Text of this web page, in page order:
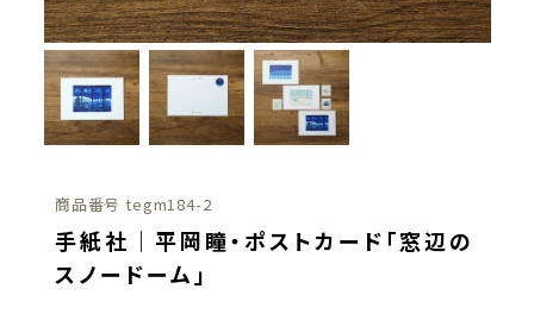
商品番号 tegm184-2
手紙社｜平岡瞳・ポストカード「窓辺の
スノードーム」